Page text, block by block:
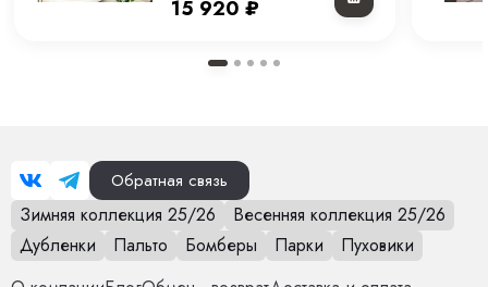
15 920 ₽
Обратная связь
Зимняя коллекция 25/26
Весенняя коллекция 25/26
Дубленки
Пальто Бомберы Парки
Пуховики